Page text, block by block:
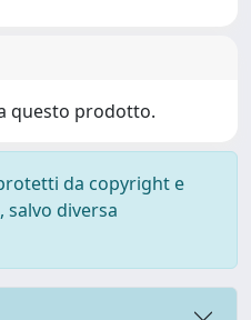
questo prodotto.
da copyright e
diversa